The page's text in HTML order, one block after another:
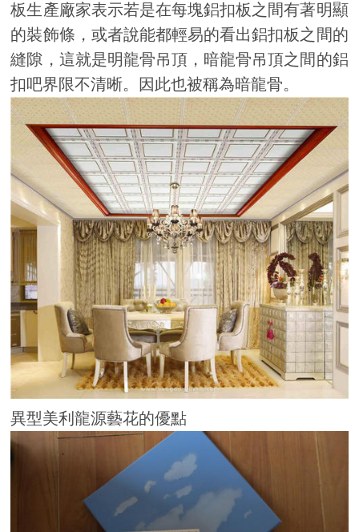
板生產廠家表示若是在每塊鋁扣板之間有著明顯
的裝飾條，或者說能都輕易的看出鋁扣板之間的
縫隙，這就是明龍骨吊頂，暗龍骨吊頂之間的鋁
扣吧界限不清晰。因此也被稱為暗龍骨。
異型美利龍源藝花的優點